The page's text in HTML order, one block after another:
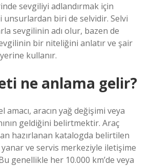
sevgiliyi adlandırmak için
unsurlardan biri de selvidir. Selvi
sevgilinin adı olur, bazen de
bir niteliğini anlatır ve şair
kullanır.
ne anlama gelir?
amacı, aracın yağ değişimi veya
geldiğini belirtmektir. Araç
hazırlanan katalogda belirtilen
ve servis merkeziyle iletişime
genellikle her 10.000 km’de veya